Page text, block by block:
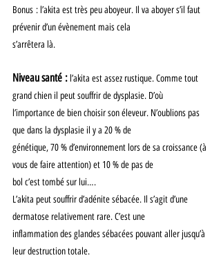
Bonus : l’akita est très peu aboyeur. Il va aboyer s’il faut
prévenir d’un évènement mais cela
s’arrêtera là.
Niveau santé : l’akita est assez rustique. Comme tout
grand chien il peut souffrir de dysplasie. D’où
l’importance de bien choisir son éleveur. N’oublions pas
que dans la dysplasie il y a 20 % de
génétique, 70 % d’environnement lors de sa croissance (à
vous de faire attention) et 10 % de pas de
bol c’est tombé sur lui….
L’akita peut souffrir d’adénite sébacée. Il s’agit d’une
dermatose relativement rare. C’est une
inflammation des glandes sébacées pouvant aller jusqu’à
leur destruction totale.